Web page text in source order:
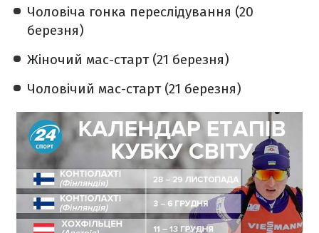
Чоловіча гонка переслідування (20
березня)
Жіночий мас-старт (21 березня)
Чоловічий мас-старт (21 березня)